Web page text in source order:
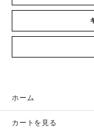
ホーム
カートを見る